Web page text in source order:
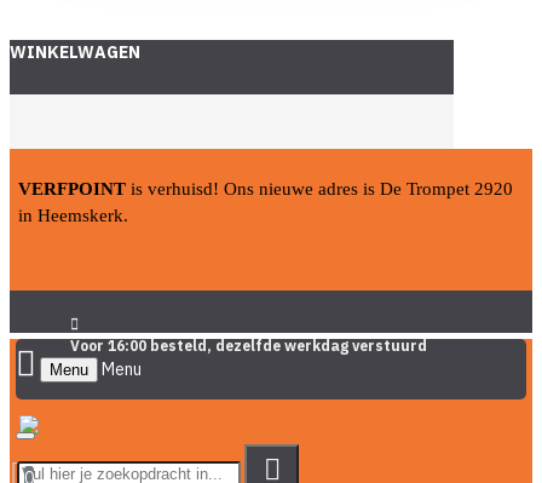
WINKELWAGEN
VERFPOINT is verhuisd! Ons nieuwe adres is De Trompet 2920
in Heemskerk.
Voor 16:00 besteld, dezelfde werkdag verstuurd
Menu
0